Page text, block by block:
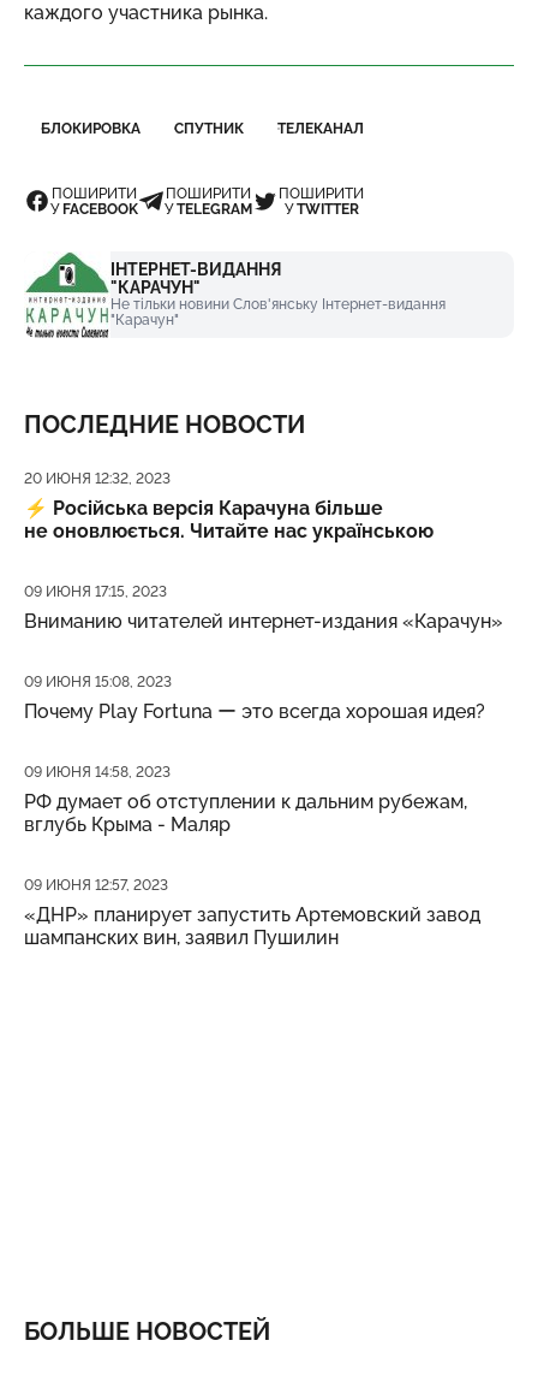
каждого участника рынка.
БЛОКИРОВКА СПУТНИК ТЕЛЕКАНАЛ
ПОШИРИТИ
У FACEBOOK
ПОШИРИТИ
УTELEGRAM
ПОШИРИТИ
УTWITTER
ІНТЕРНЕТ-ВИДАННЯ
"КАРАЧУН"
Не тільки новини Слов'янську Інтернет-видання
"Карачун"
ПОСЛЕДНИЕ НОВОСТИ
Дата публикации
20 ИЮНЯ 12:32, 2023
⚡️ Російська версія Карачуна більше
не оновлюється. Читайте нас українською
Дата публикации
09 ИЮНЯ 17:15, 2023
Вниманию читателей интернет-издания «Карачун»
Дата публикации
09 ИЮНЯ 15:08, 2023
Почему Play Fortuna ー это всегда хорошая идея?
Дата публикации
09 ИЮНЯ 14:58, 2023
РФ думает об отступлении к дальним рубежам,
вглубь Крыма - Маляр
Дата публикации
09 ИЮНЯ 12:57, 2023
«ДНР» планирует запустить Артемовский завод
шампанских вин, заявил Пушилин
БОЛЬШЕ НОВОСТЕЙ